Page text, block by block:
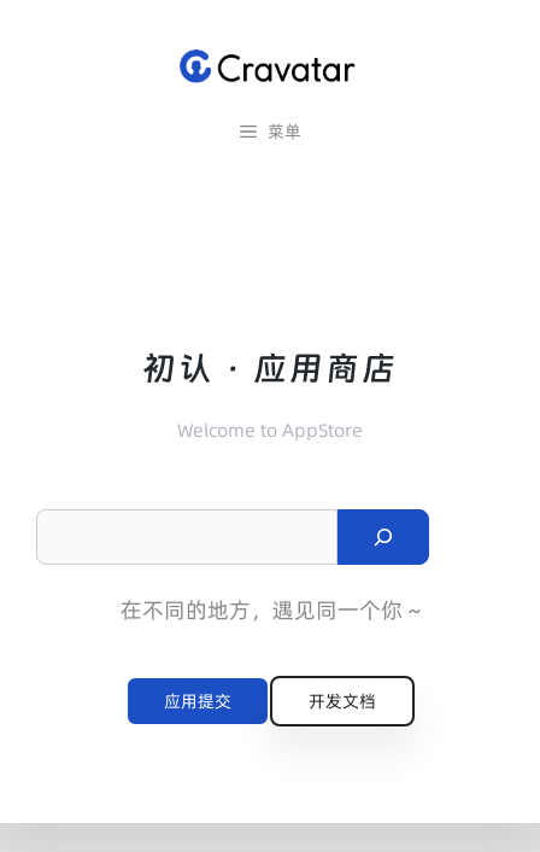
菜单
初认 · 应用商店
Welcome to AppStore
S
e
在不同的地方，遇见同一个你 ~
应用提交 开发文档